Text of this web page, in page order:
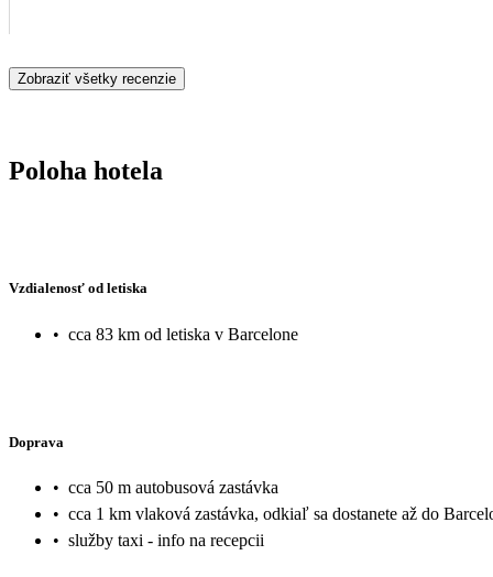
Zobraziť všetky recenzie
Poloha hotela
Vzdialenosť od letiska
• cca 83 km od letiska v Barcelone
Doprava
• cca 50 m autobusová zastávka
• cca 1 km vlaková zastávka, odkiaľ sa dostanete až do
• služby taxi - info na recepcii